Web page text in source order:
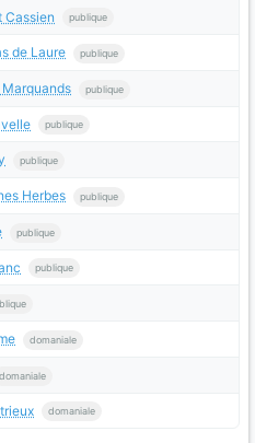
Cassien publique
de Laure publique
publique
publique
publique
Herbes publique
publique
publique
domaniale
domaniale
domaniale